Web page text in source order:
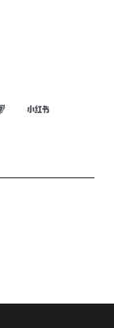
飞猪 小红书